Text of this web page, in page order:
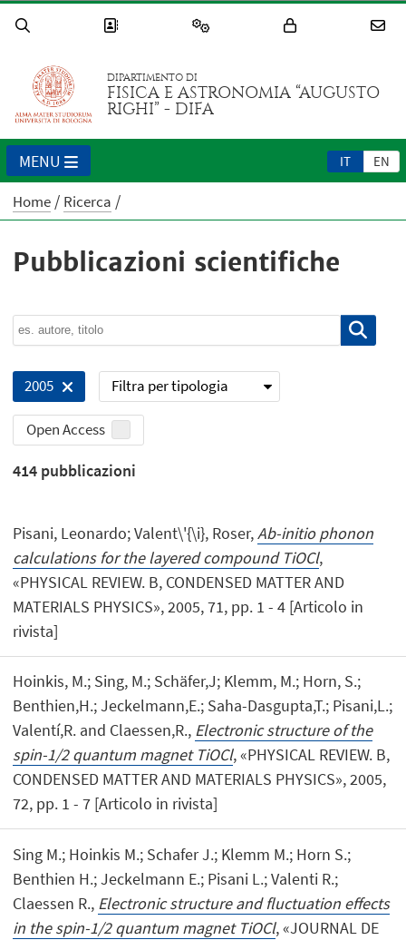
DIPARTIMENTO DI
FISICA E ASTRONOMIA “AUGUSTO
RIGHI” - DIFA
IT EN
MENU
Home Ricerca
Pubblicazioni scientifiche
2005 Filtra per tipologia
Open Access
414 pubblicazioni
Pisani, Leonardo; Valent\'{\i}, Roser,Ab-initio phonon
calculations for the layered compound TiOCl,
«PHYSICAL REVIEW. B, CONDENSED MATTER AND
MATERIALS PHYSICS», 2005, 71, pp. 1 - 4 [Articolo in
rivista]
Hoinkis, M.; Sing, M.; Schäfer,J; Klemm, M.; Horn, S.;
Benthien,H.; Jeckelmann,E.; Saha-Dasgupta,T.; Pisani,L.;
Valentí,R. and Claessen,R., Electronic structure of the
spin-1/2 quantum magnet TiOCl, «PHYSICAL REVIEW. B,
CONDENSED MATTER AND MATERIALS PHYSICS», 2005,
72, pp. 1 - 7 [Articolo in rivista]
Sing M.; Hoinkis M.; Schafer J.; Klemm M.; Horn S.;
Benthien H.; Jeckelmann E.; Pisani L.; Valenti R.;
Claessen R., Electronic structure and fluctuation effects
in the spin-1/2 quantum magnet TiOCl, «JOURNAL DE